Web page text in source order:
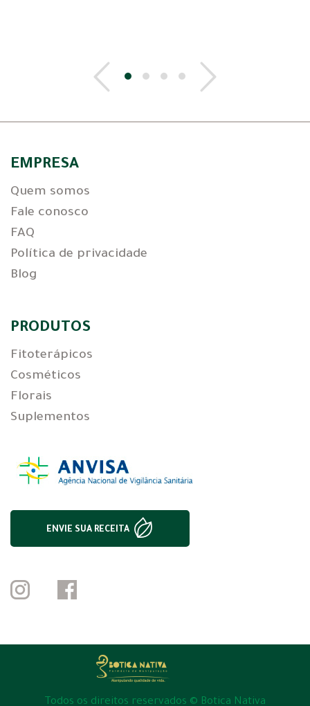
EMPRESA
Quem somos
Fale conosco
FAQ
Política de privacidade
Blog
PRODUTOS
Fitoterápicos
Cosméticos
Florais
Suplementos
ENVIE SUA RECEITA
Todos os direitos reservados © Botica Nativa